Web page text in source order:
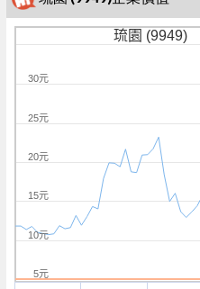
琉園 (9949)
5元
10元
15元
20元
25元
30元